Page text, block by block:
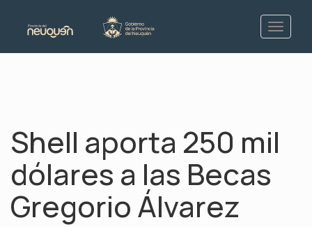
Shell aporta 250 mil
dólares a las Becas
Gregorio Álvarez